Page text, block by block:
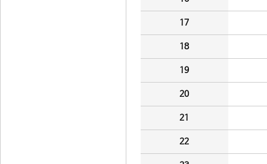
17
18
19
20
21
22